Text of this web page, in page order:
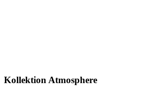
Kollektion Atmosphere